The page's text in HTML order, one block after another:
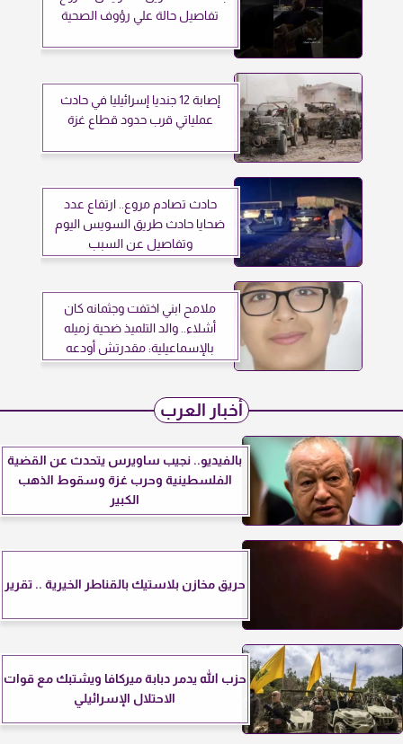
تفاصيل حالة علي رؤوف الصحية
إصابة 12 جنديا إسرائيليا في حادث
عملياتي قرب حدود قطاع غزة
حادث تصادم مروع.. ارتفاع عدد
ضحايا حادث طريق السويس اليوم
وتفاصيل عن السبب
ملامح ابني اختفت وجثمانه كان
أشلاء.. والد التلميذ ضحية زميله
بالإسماعيلية: مقدرتش أودعه
أخبار العرب
بالفيديو.. نجيب ساويرس يتحدث عن القضية
الفلسطينية وحرب غزة وسقوط الذهب
الكبير
حريق مخازن بلاستيك بالقناطر الخيرية .. تقرير
حزب الله يدمر دبابة ميركافا ويشتبك مع قوات
الاحتلال الإسرائيلي